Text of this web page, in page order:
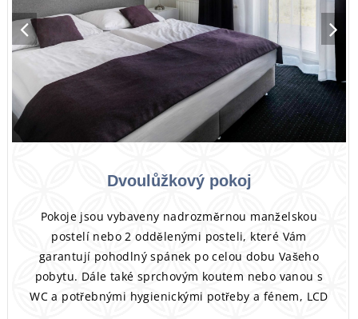
Dvoulůžkový pokoj
Pokoje jsou vybaveny nadrozměrnou manželskou
postelí nebo 2 oddělenými posteli, které Vám
garantují pohodlný spánek po celou dobu Vašeho
pobytu. Dále také sprchovým koutem nebo vanou s
WC a potřebnými hygienickými potřeby a fénem, LCD